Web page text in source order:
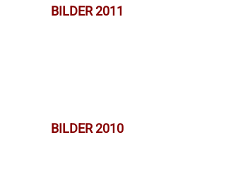
BILDER 2011
BILDER 2010